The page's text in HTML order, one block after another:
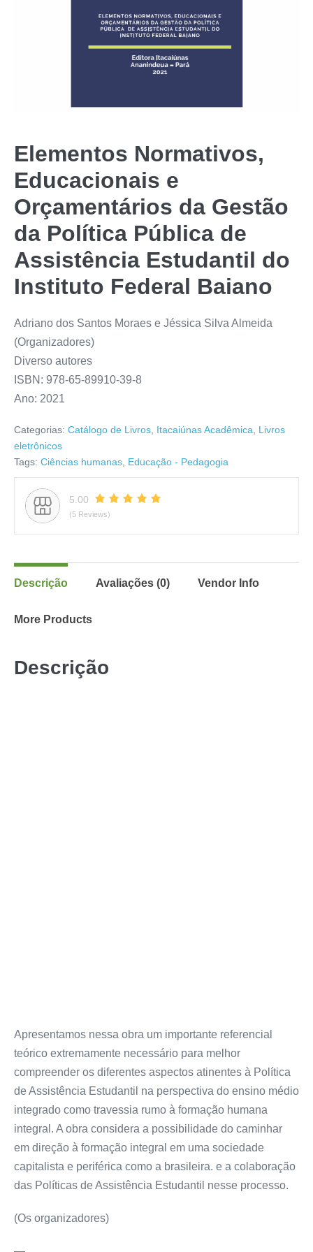
Elementos Normativos,
Educacionais e
Orçamentários da Gestão
da Política Pública de
Assistência Estudantil do
Instituto Federal Baiano
Adriano dos Santos Moraes e Jéssica Silva Almeida
(Organizadores)
Diverso autores
ISBN: 978-65-89910-39-8
Ano: 2021
Categorias: Catálogo de Livros, Itacaiúnas Acadêmica, Livros
eletrônicos
Tags: Ciências humanas, Educação - Pedagogia
5.00
(5 Reviews)
Descrição Avaliações (0) Vendor Info
More Products
Descrição
Apresentamos nessa obra um importante referencial
teórico extremamente necessário para melhor
compreender os diferentes aspectos atinentes à Política
de Assistência Estudantil na perspectiva do ensino médio
integrado como travessia rumo à formação humana
integral. A obra considera a possibilidade do caminhar
em direção à formação integral em uma sociedade
capitalista e periférica como a brasileira. e a colaboração
das Políticas de Assistência Estudantil nesse processo.
(Os organizadores)